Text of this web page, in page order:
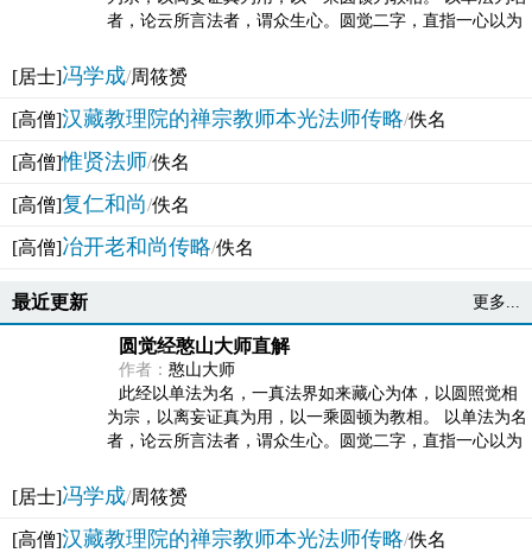
者，论云所言法者，谓众生心。圆觉二字，直指一心以为
[居士]冯学成/周筱赟
[高僧]汉藏教理院的禅宗教师本光法师传略/佚名
[高僧]惟贤法师/佚名
[高僧]复仁和尚/佚名
[高僧]冶开老和尚传略/佚名
最近更新 更多...
圆觉经憨山大师直解
作者： 憨山大师
此经以单法为名，一真法界如来藏心为体，以圆照觉相
为宗，以离妄证真为用，以一乘圆顿为教相。 以单法为名
者，论云所言法者，谓众生心。圆觉二字，直指一心以为
[居士]冯学成/周筱赟
[高僧]汉藏教理院的禅宗教师本光法师传略/佚名